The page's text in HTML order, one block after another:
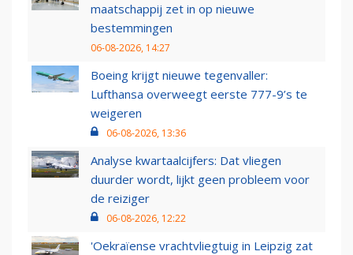
maatschappij zet in op nieuwe
bestemmingen
06-08-2026, 14:27
Boeing krijgt nieuwe tegenvaller:
Lufthansa overweegt eerste 777-9’s te
weigeren
06-08-2026, 13:36
Analyse kwartaalcijfers: Dat vliegen
duurder wordt, lijkt geen probleem voor
de reiziger
06-08-2026, 12:22
'Oekraïense vrachtvliegtuig in Leipzig zat